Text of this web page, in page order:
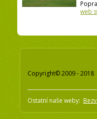
web
Copyright© 2009 - 2018
Ostatní naše weby: